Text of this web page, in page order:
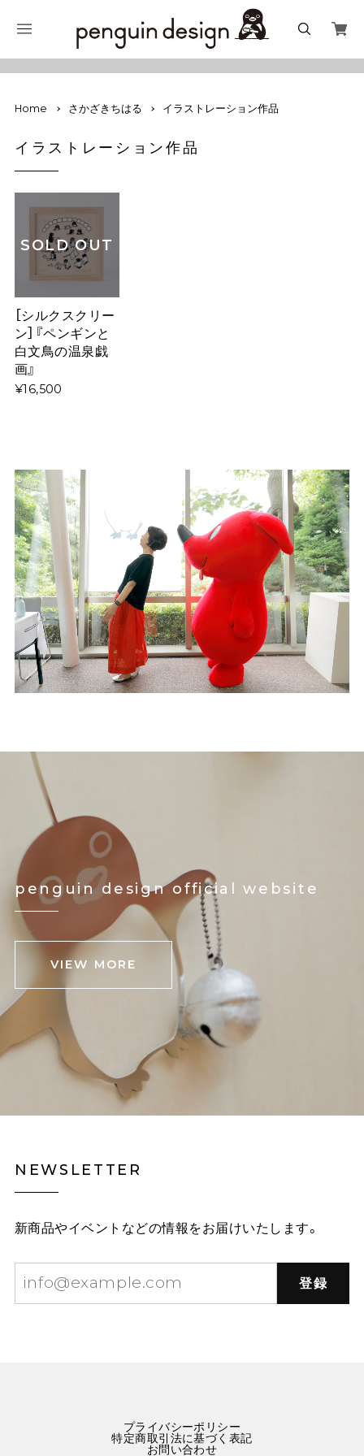
Home さかざきちはる イラストレーション作品
イラストレーション作品
SOLD OUT
［シルクスクリー
ン］『ペンギンと
白文鳥の温泉戯
画』
¥16,500
penguin design official website
VIEW MORE
NEWSLETTER
新商品やイベントなどの情報をお届けいたします。
登録
プライバシーポリシー
特定商取引法に基づく表記
お問い合わせ